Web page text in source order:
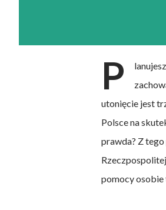
P
utonięcie jest
Polsce na
prawda? Z
pomocy osobie